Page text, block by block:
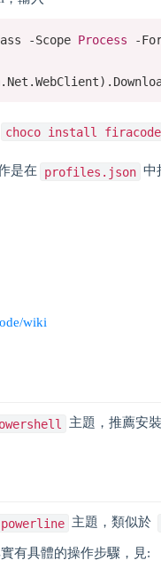
-Scope Process -
choco install firacode
是在 profiles.json 中
wiki
主題，推薦安裝
powerline 主題，類似於
有具體的操作步驟，見: